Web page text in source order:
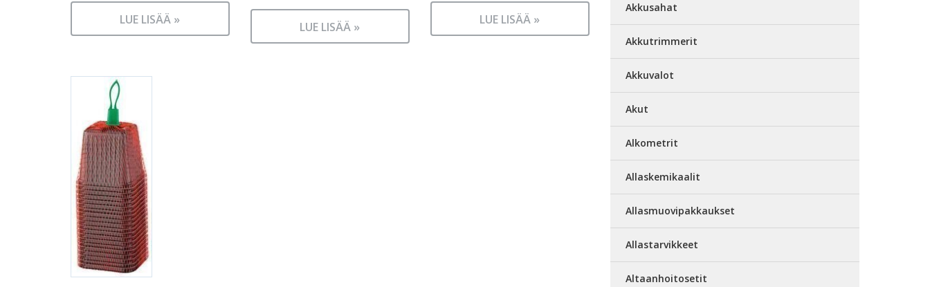
LUE LISÄÄ » LUE LISÄÄ » LUE LISÄÄ »
Akkusahat
Akkutrimmerit
Akkuvalot
Akut
Alkometrit
Allaskemikaalit
Allasmuovipakkaukset
Allastarvikkeet
Altaanhoitosetit